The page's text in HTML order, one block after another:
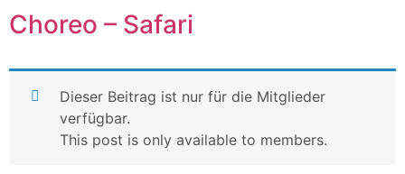
Choreo – Safari
Dieser Beitrag ist nur für die Mitglieder
verfügbar.
This post is only available to members.